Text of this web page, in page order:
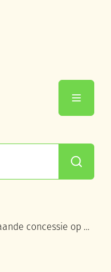
Zoeken
Menu
op een begraafplaats